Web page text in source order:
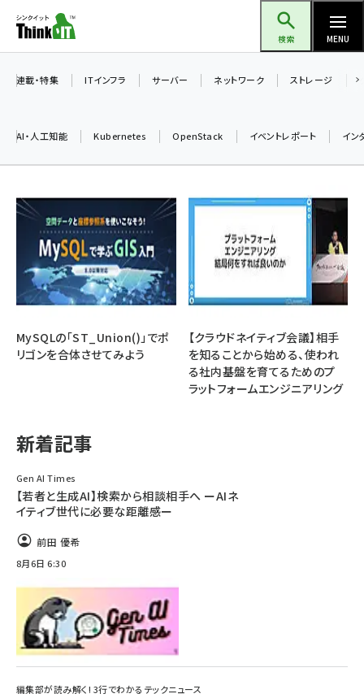
ン
ツ
検索 MENU
加藤銘のチーム貢献～仲間と築いた勝利の絆～ (2329)
iot女子会 (2295)
北海道をのんびり旅する晴山佳須夫のヒント集！ (2050)
drupal (1966)
genai (1494)
abc123 (1371)
連載・特集 ITインフラ サーバー ネットワーク ストレージ
AI・人工知能 Kubernetes OpenStack イベントレポート イン
MySQLの「ST_Union()」でポ
リゴンを合体させてみよう
【クラウドネイティブ会議】相手
を知ることから始める、使われ
る社内基盤を育てるためのプ
ラットフォームエンジニアリング
新着記事
Gen AI Times
【若者と生成AI】検索から相談相手へ ーAIネ
イティブ世代に必要な距離感ー
前田 優希
8月6日 6:30
編集部が読み解く! 3行でわかるテックニュース